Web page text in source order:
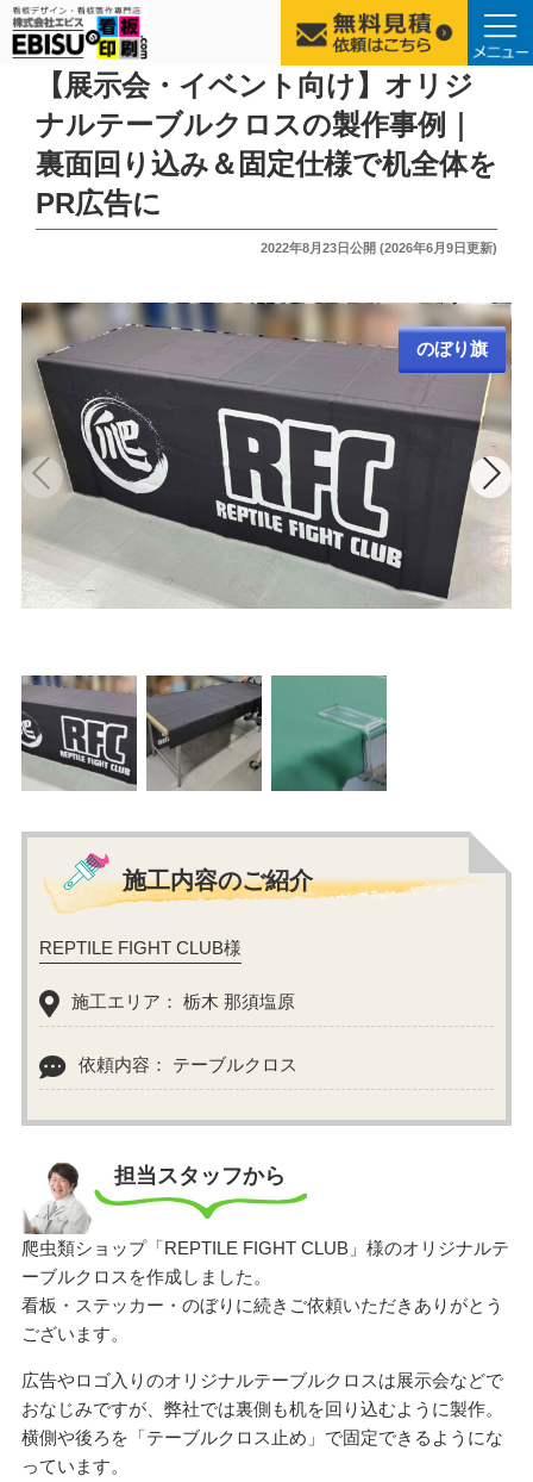
【展示会・イベント向け】オリジ
ナルテーブルクロスの製作事例｜
裏面回り込み＆固定仕様で机全体を
PR広告に
投
2022年8月23日公開 (2026年6月9日更新)
のぼり旗
施工内容のご紹介
REPTILE FIGHT CLUB様
施工エリア： 栃木 那須塩原
依頼内容： テーブルクロス
担当スタッフから
爬虫類ショップ「REPTILE FIGHT CLUB」様のオリジナルテ
ーブルクロスを作成しました。
看板・ステッカー・のぼりに続きご依頼いただきありがとう
ございます。
広告やロゴ入りのオリジナルテーブルクロスは展示会などで
おなじみですが、弊社では裏側も机を回り込むように製作。
横側や後ろを「テーブルクロス止め」で固定できるようにな
っています。